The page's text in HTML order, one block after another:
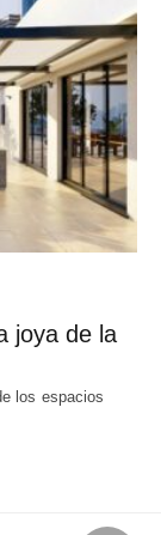
joya de la
los espacios